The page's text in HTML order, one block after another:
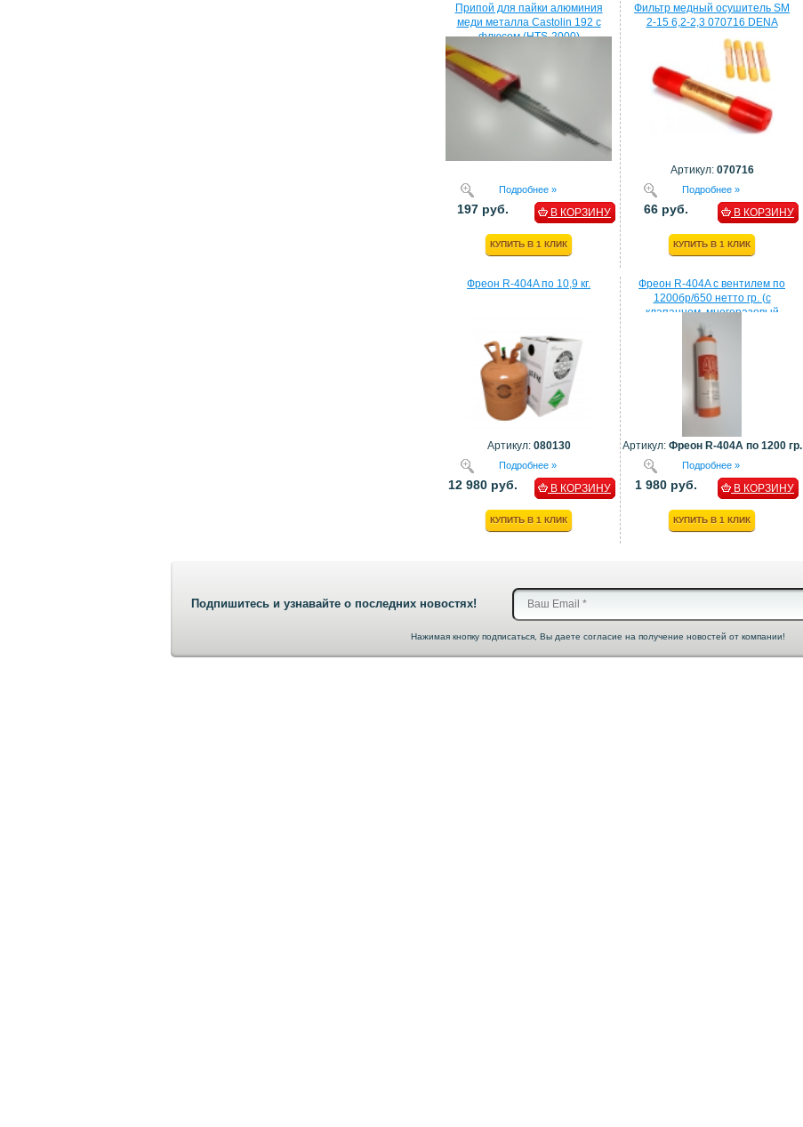
Припой для пайки алюминия
меди металла Castolin 192 с
флюсом (HTS-2000)
Подробнее »
197 руб. В КОРЗИНУ
КУПИТЬ В 1 КЛИК
Фильтр медный осушитель SM
2-15 6,2-2,3 070716 DENA
Артикул: 070716
Подробнее »
66 руб. В КОРЗИНУ
КУПИТЬ В 1 КЛИК
Фреон R-404A по 10,9 кг.
Артикул: 080130
Подробнее »
12 980 руб. В КОРЗИНУ
КУПИТЬ В 1 КЛИК
Фреон R-404A с вентилем по
1200бр/650 нетто гр. (с
клапанном, многоразовый
балон)
Артикул: Фреон R-404A по 1200 гр.
Подробнее »
1 980 руб. В КОРЗИНУ
КУПИТЬ В 1 КЛИК
Подпишитесь и узнавайте о последних новостях!
Нажимая кнопку подписаться, Вы даете согласие на получение новостей от компании!